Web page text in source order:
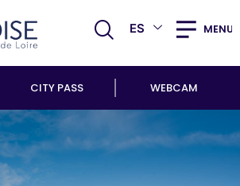
ES MENU
CITY PASS WEBCAM